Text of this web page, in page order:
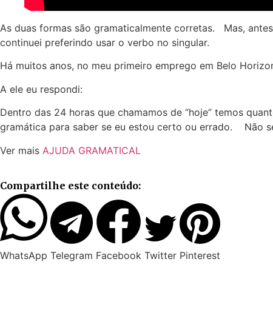
As duas formas são gramaticalmente corretas. Mas,
continuei preferindo usar o verbo no singular.
Há muitos anos, no meu primeiro emprego em Belo
A ele eu respondi:
Dentro das 24 horas que chamamos de “hoje” temos
gramática para saber se eu estou certo ou errado. Não
Ver mais AJUDA GRAMATICAL
Compartilhe este conteúdo:
WhatsApp Telegram Facebook Twitter Pinterest